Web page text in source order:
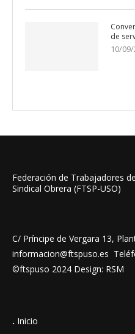
de
10/
Federación de Trabajadores
Sindical Obrera (FTSP-USO)
C/ Príncipe de Vergara 13,
informacion@ftspuso.es
©ftspuso 2024 Design: RSM
. Inicio